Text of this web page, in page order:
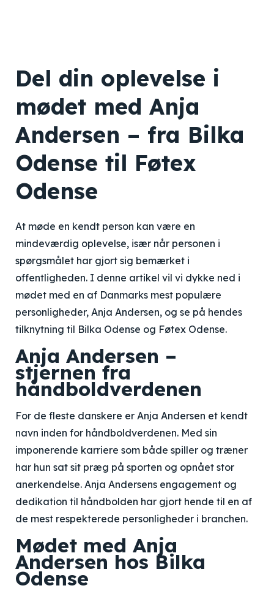
Del din oplevelse i
mødet med Anja
Andersen – fra Bilka
Odense til Føtex
Odense
At møde en kendt person kan være en
mindeværdig oplevelse, især når personen i
spørgsmålet har gjort sig bemærket i
offentligheden. I denne artikel vil vi dykke ned i
mødet med en af Danmarks mest populære
personligheder, Anja Andersen, og se på hendes
tilknytning til Bilka Odense og Føtex Odense.
Anja Andersen –
stjernen fra
håndboldverdenen
For de fleste danskere er Anja Andersen et kendt
navn inden for håndboldverdenen. Med sin
imponerende karriere som både spiller og træner
har hun sat sit præg på sporten og opnået stor
anerkendelse. Anja Andersens engagement og
dedikation til håndbolden har gjort hende til en af
de mest respekterede personligheder i branchen.
Mødet med Anja
Andersen hos Bilka
Odense